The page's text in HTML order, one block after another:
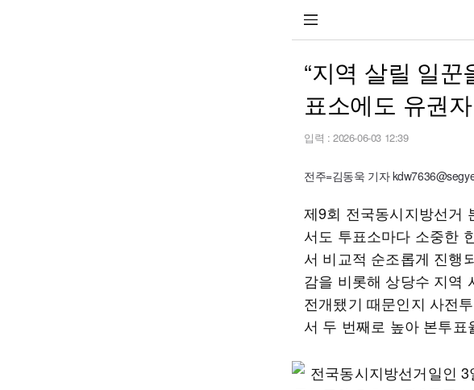
“지역 살릴 일
표소에도 유권
입력 : 2026-06-03 12:39
전주=김동욱 기자
제9회 전국동시지방선거
서도 투표소마다 소중한
서 비교적 순조롭게 진행
감을 비롯해 상당수 지역
전개됐기 때문인지 사전
서 두 번째로 높아 본투표